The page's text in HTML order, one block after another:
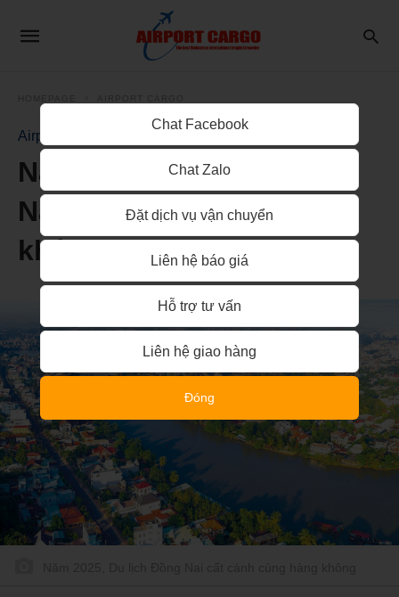
Airport Cargo
Năm 2025, Du lịch Đồng
Nai cất cánh cùng hàng
không
Chat Facebook
Chat Zalo
Đặt dịch vụ vận chuyển
Liên hệ báo giá
Hỗ trợ tư vấn
Liên hệ giao hàng
Đóng